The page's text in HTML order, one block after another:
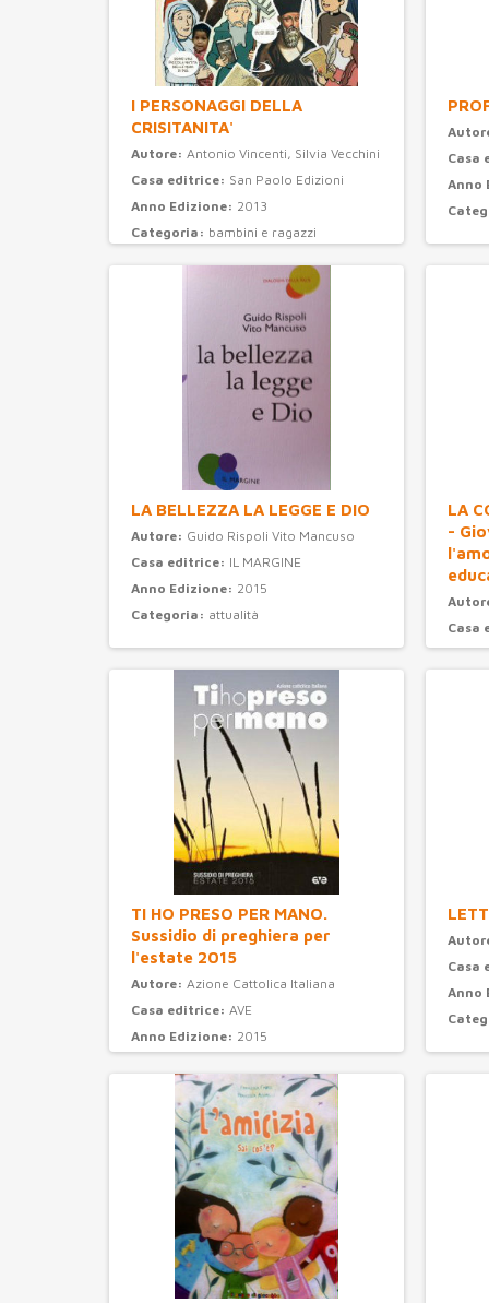
I PERSONAGGI DELLA
CRISITANITA'
Autore: Antonio Vincenti, Silvia Vecchini
Casa editrice: San Paolo Edizioni
Anno Edizione: 2013
Categoria: bambini e ragazzi
Casa
Anno
LA BELLEZZA LA LEGGE E DIO
Autore: Guido Rispoli Vito Mancuso
Casa editrice: IL MARGINE
Anno Edizione: 2015
Categoria: attualità
LA
-
Casa
Anno
TI HO PRESO PER MANO.
Sussidio di preghiera per
l'estate 2015
Autore: Azione Cattolica Italiana
Casa editrice: AVE
Anno Edizione: 2015
Casa
Anno